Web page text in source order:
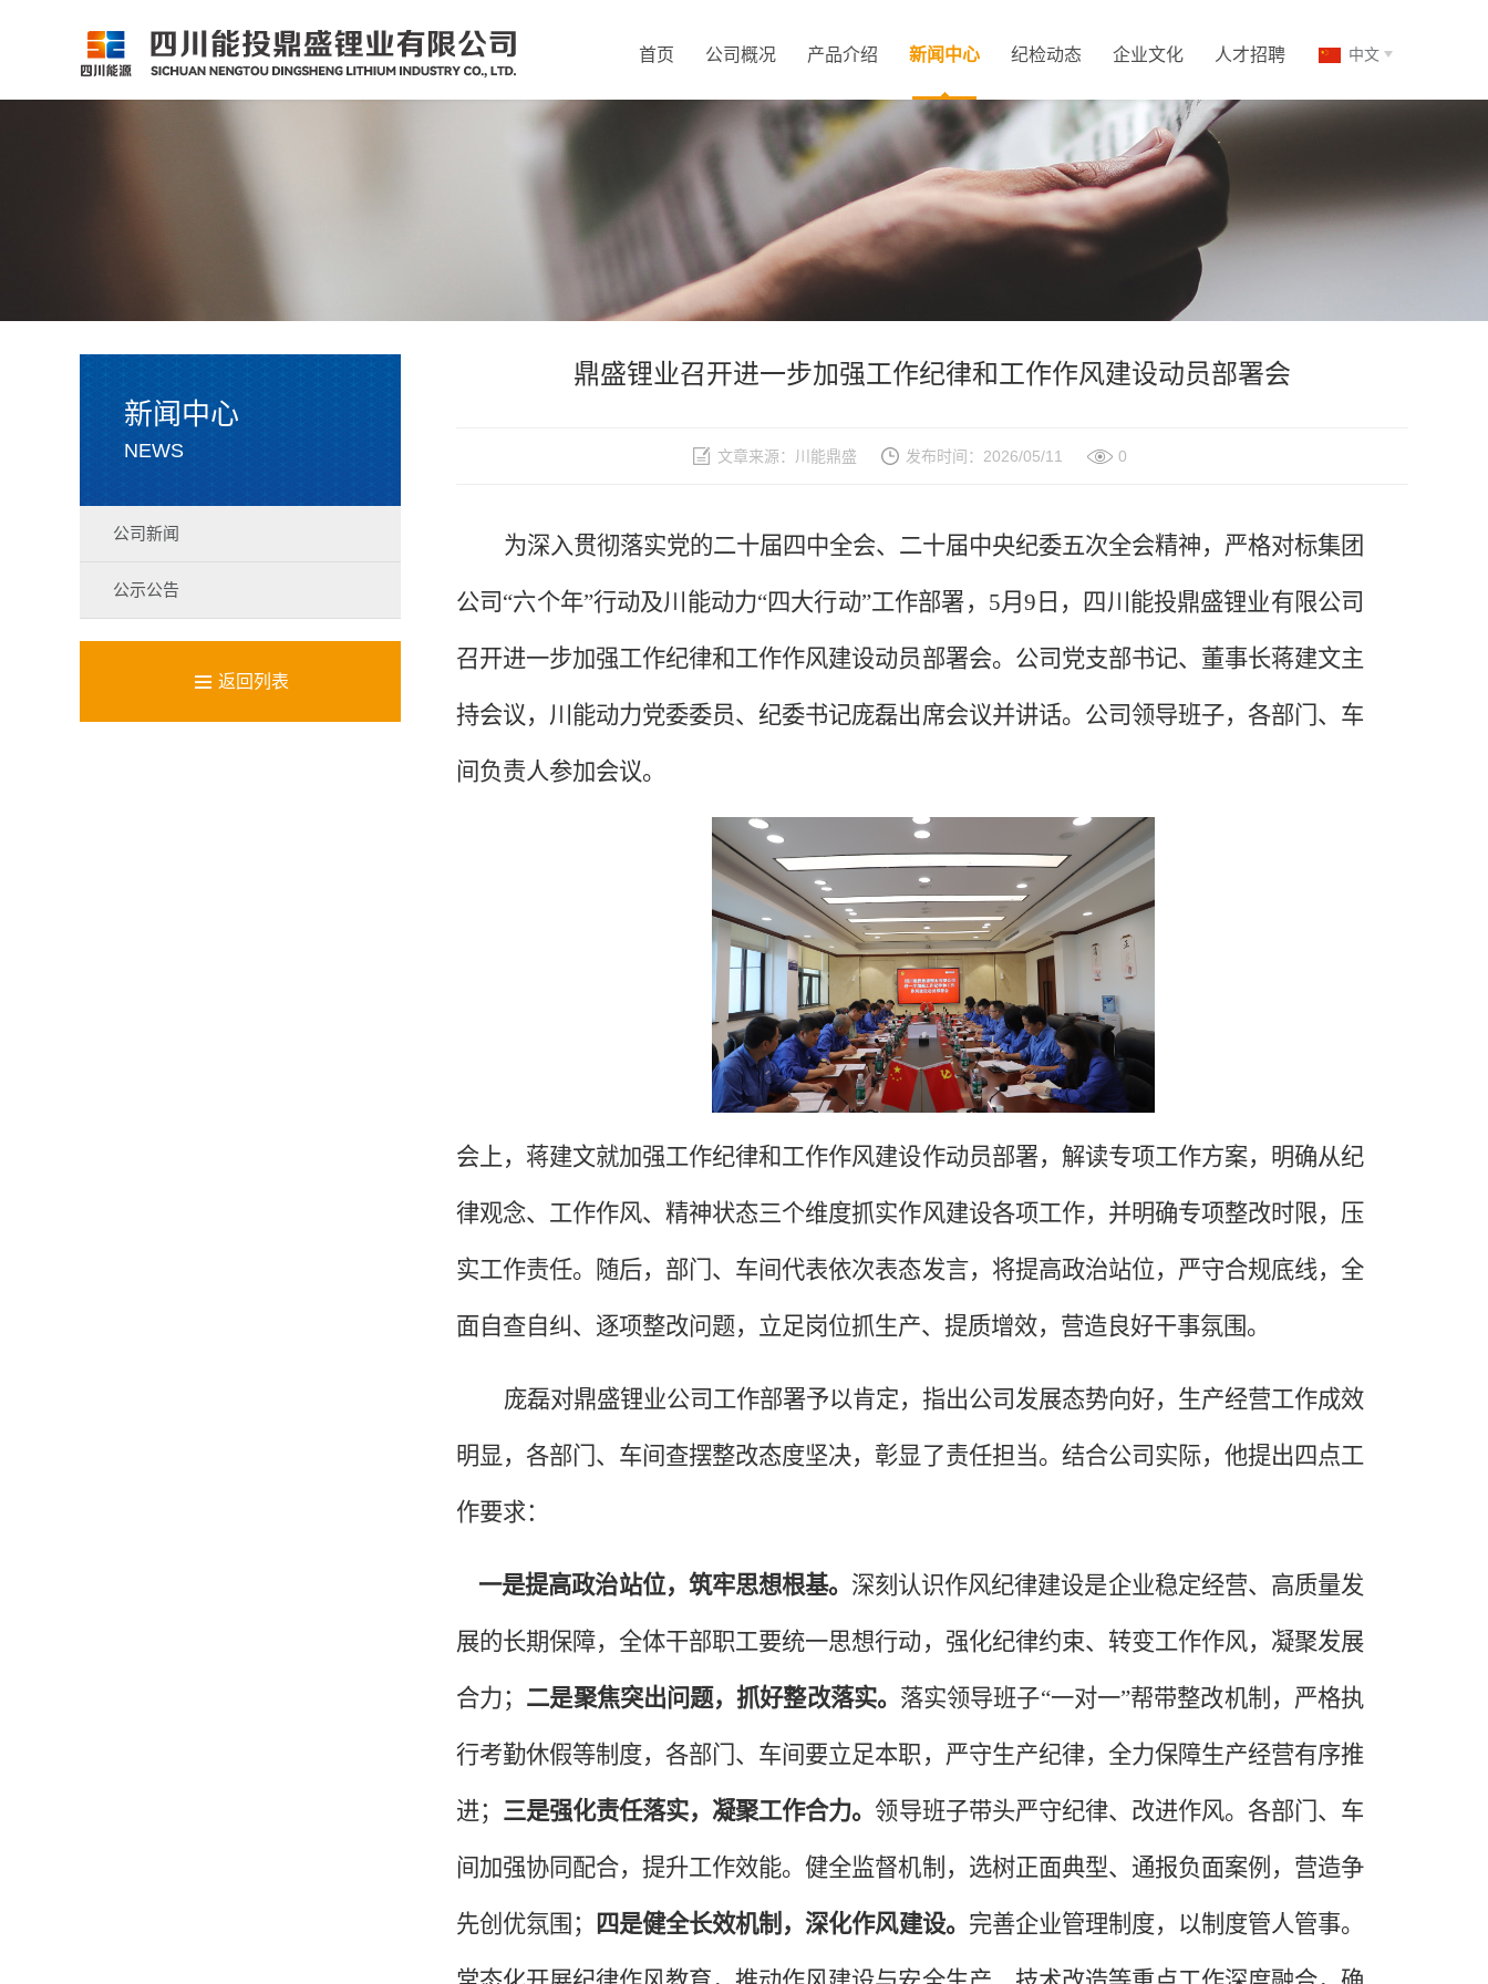
首页 公司概况 产品介绍 新闻中心 纪检动态 企业文化 人才招聘 中文
新闻中心
NEWS
公司新闻
公示公告
 返回列表
鼎盛锂业召开进一步加强工作纪律和工作作风建设动员部署会
文章来源：川能鼎盛 发布时间：2026/05/11 0
为深入贯彻落实党的二十届四中全会、二十届中央纪委五次全会精神，严格对标集团
公司“六个年”行动及川能动力“四大行动”工作部署，5月9日，四川能投鼎盛锂业有限公司
召开进一步加强工作纪律和工作作风建设动员部署会。公司党支部书记、董事长蒋建文主
持会议，川能动力党委委员、纪委书记庞磊出席会议并讲话。公司领导班子，各部门、车
间负责人参加会议。
会上，蒋建文就加强工作纪律和工作作风建设作动员部署，解读专项工作方案，明确从纪
律观念、工作作风、精神状态三个维度抓实作风建设各项工作，并明确专项整改时限，压
实工作责任。随后，部门、车间代表依次表态发言，将提高政治站位，严守合规底线，全
面自查自纠、逐项整改问题，立足岗位抓生产、提质增效，营造良好干事氛围。
庞磊对鼎盛锂业公司工作部署予以肯定，指出公司发展态势向好，生产经营工作成效
明显，各部门、车间查摆整改态度坚决，彰显了责任担当。结合公司实际，他提出四点工
作要求：
一是提高政治站位，筑牢思想根基。 深刻认识作风纪律建设是企业稳定经营、高质量发
展的长期保障，全体干部职工要统一思想行动，强化纪律约束、转变工作作风，凝聚发展
合力； 二是聚焦突出问题，抓好整改落实。 落实领导班子“一对一”帮带整改机制，严格执
行考勤休假等制度，各部门、车间要立足本职，严守生产纪律，全力保障生产经营有序推
进； 三是强化责任落实，凝聚工作合力。 领导班子带头严守纪律、改进作风。各部门、车
间加强协同配合，提升工作效能。健全监督机制，选树正面典型、通报负面案例，营造争
先创优氛围； 四是健全长效机制，深化作风建设。 完善企业管理制度，以制度管人管事。